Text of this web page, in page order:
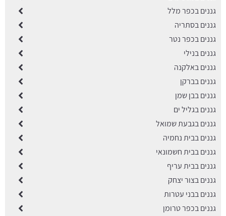
גננים בכפר מלל
גננים בסתריה
גננים בכפר נטר
גננים בנילי
גננים באלקנה
גננים בברקן
גננים בבן שמן
גננים בגליל ים
גננים בגבעת שמואל
גננים בבית נחמיה
גננים בבית חשמונאי
גננים בבית עריף
גננים בצור יצחק
גננים בבני עטרות
גננים בכפר טרומן